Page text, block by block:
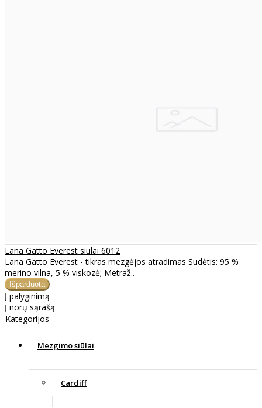
Lana Gatto Everest siūlai 6012
Lana Gatto Everest - tikras mezgėjos atradimas Sudėtis: 95 %
merino vilna, 5 % viskozė; Metraž..
Į palyginimą
Į norų sąrašą
Kategorijos
Mezgimo siūlai
Cardiff